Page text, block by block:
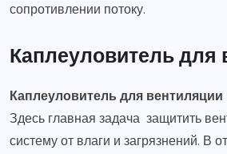
сопротивлении потоку.
Каплеуловитель для
Каплеуловитель для вентиляции
Здесь главная задача защитить
систему от влаги и загрязнений. В